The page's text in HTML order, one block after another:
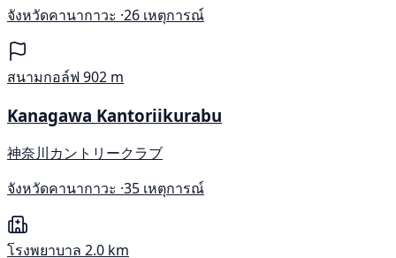
จังหวัดคานากาวะ ·26 เหตุการณ์
สนามกอล์ฟ 902 m
Kanagawa Kantoriikurabu
神奈川カントリークラブ
จังหวัดคานากาวะ ·35 เหตุการณ์
โรงพยาบาล 2.0 km